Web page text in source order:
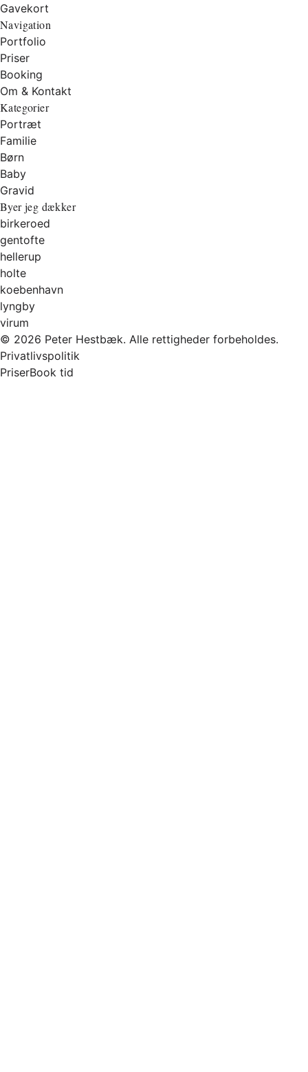
Gavekort
Navigation
Portfolio
Priser
Booking
Om & Kontakt
Kategorier
Portræt
Familie
Børn
Baby
Gravid
Byer jeg dækker
birkeroed
gentofte
hellerup
holte
koebenhavn
lyngby
virum
© 2026 Peter Hestbæk. Alle rettigheder forbeholdes.
Privatlivspolitik
PriserBook tid